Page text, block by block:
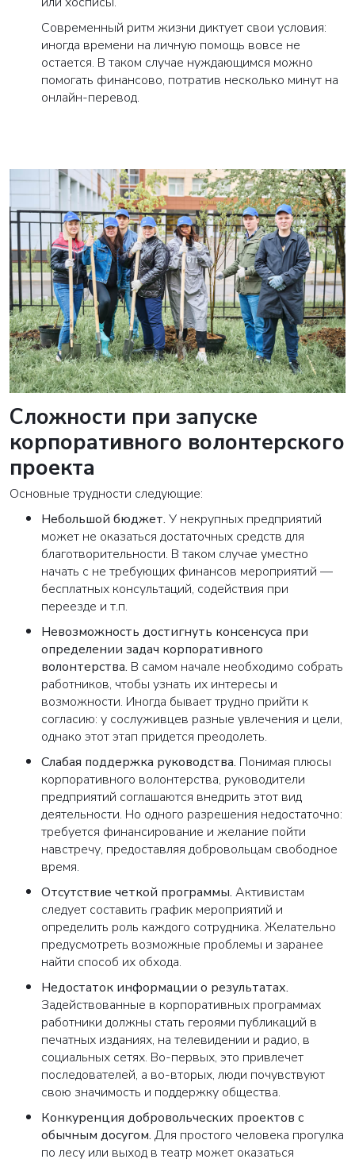
Современный ритм жизни диктует свои условия:
иногда времени на личную помощь вовсе не
остается. В таком случае нуждающимся можно
помогать финансово, потратив несколько минут на
онлайн-перевод.
Сложности при запуске
корпоративного волонтерского
проекта
Основные трудности следующие:
Небольшой бюджет. У некрупных предприятий
может не оказаться достаточных средств для
благотворительности. В таком случае уместно
начать с не требующих финансов мероприятий —
бесплатных консультаций, содействия при
переезде и т.п.
Невозможность достигнуть консенсуса при
определении задач корпоративного
волонтерства. В самом начале необходимо собрать
работников, чтобы узнать их интересы и
возможности. Иногда бывает трудно прийти к
согласию: у сослуживцев разные увлечения и цели,
однако этот этап придется преодолеть.
Слабая поддержка руководства. Понимая плюсы
корпоративного волонтерства, руководители
предприятий соглашаются внедрить этот вид
деятельности. Но одного разрешения недостаточно:
требуется финансирование и желание пойти
навстречу, предоставляя добровольцам свободное
время.
Отсутствие четкой программы. Активистам
следует составить график мероприятий и
определить роль каждого сотрудника. Желательно
предусмотреть возможные проблемы и заранее
найти способ их обхода.
Недостаток информации о результатах.
Задействованные в корпоративных программах
работники должны стать героями публикаций в
печатных изданиях, на телевидении и радио, в
социальных сетях. Во-первых, это привлечет
последователей, а во-вторых, люди почувствуют
свою значимость и поддержку общества.
Конкуренция добровольческих проектов с
обычным досугом. Для простого человека прогулка
по лесу или выход в театр может оказаться